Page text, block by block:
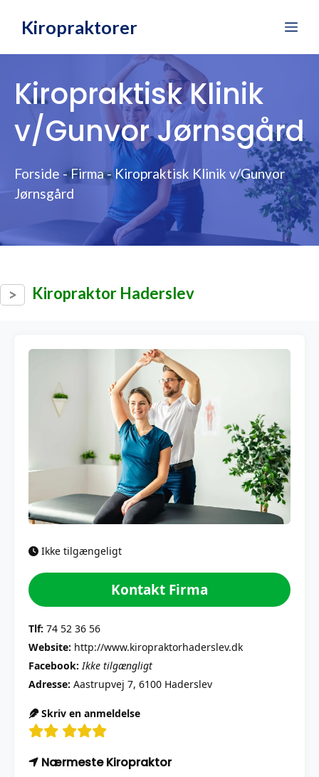
Kiropraktorer
Kiropraktisk Klinik
v/Gunvor Jørnsgård
Forside -Firma-Kiropraktisk Klinik v/Gunvor
Jørnsgård
Kiropraktor Haderslev
Ikke tilgængeligt
Kontakt Firma
Tlf: 74 52 36 56
Website: http://www.kiropraktorhaderslev.dk
Facebook: Ikke tilgængligt
Adresse: Aastrupvej 7, 6100 Haderslev
Skriv en anmeldelse
Nærmeste Kiropraktor